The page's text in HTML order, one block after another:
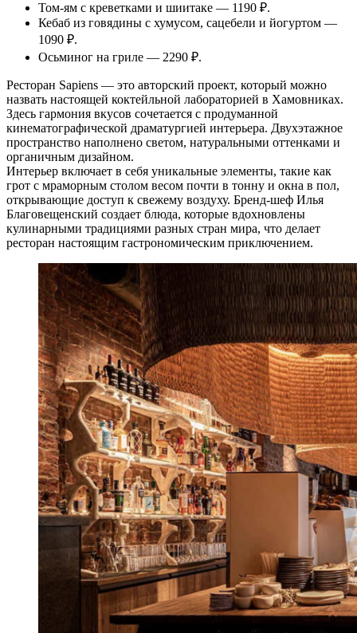
Том-ям с креветками и шиитаке — 1190 ₽.
Кебаб из говядины с хумусом, сацебели и йогуртом —
1090 ₽.
Осьминог на гриле — 2290 ₽.
Ресторан Sapiens — это авторский проект, который можно
назвать настоящей коктейльной лабораторией в Хамовниках.
Здесь гармония вкусов сочетается с продуманной
кинематографической драматургией интерьера. Двухэтажное
пространство наполнено светом, натуральными оттенками и
органичным дизайном.
Интерьер включает в себя уникальные элементы, такие как
грот с мраморным столом весом почти в тонну и окна в пол,
открывающие доступ к свежему воздуху. Бренд-шеф Илья
Благовещенский создает блюда, которые вдохновлены
кулинарными традициями разных стран мира, что делает
ресторан настоящим гастрономическим приключением.